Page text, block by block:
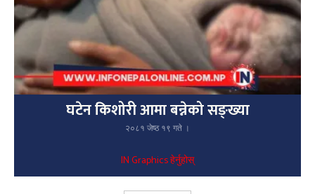
घटेन किशोरी आमा बन्नेको सङ्ख्या
२०८१ जेष्ठ १९ गते ।
IN Graphics हेर्नुहोस्